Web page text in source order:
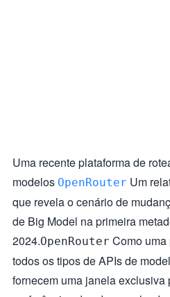
Uma recente plataforma de
modelos OpenRouter Um
que revela o cenário de
de Big Model na primeira
2024.OpenRouter Como
todos os tipos de APIs de
fornecem uma janela exclusiva